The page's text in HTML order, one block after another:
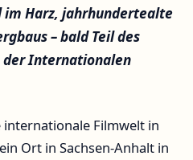
im Harz, jahrhundertealte
– bald Teil des
Internationalen
Filmwelt in
Ort in Sachsen-Anhalt in